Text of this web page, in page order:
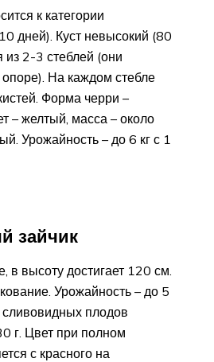
к категории
дней). Куст невысокий (80
2-3 стеблей (они
На каждом стебле
Форма черри –
– желтый, масса – около
Урожайность – до 6 кг с 1
зайчик
в высоту достигает 120 см.
Урожайность – до 5
сливовидных плодов
г. Цвет при полном
с красного на